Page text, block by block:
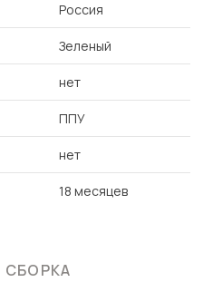
Россия
Зеленый
нет
ППУ
нет
18 месяцев
СБОРКА